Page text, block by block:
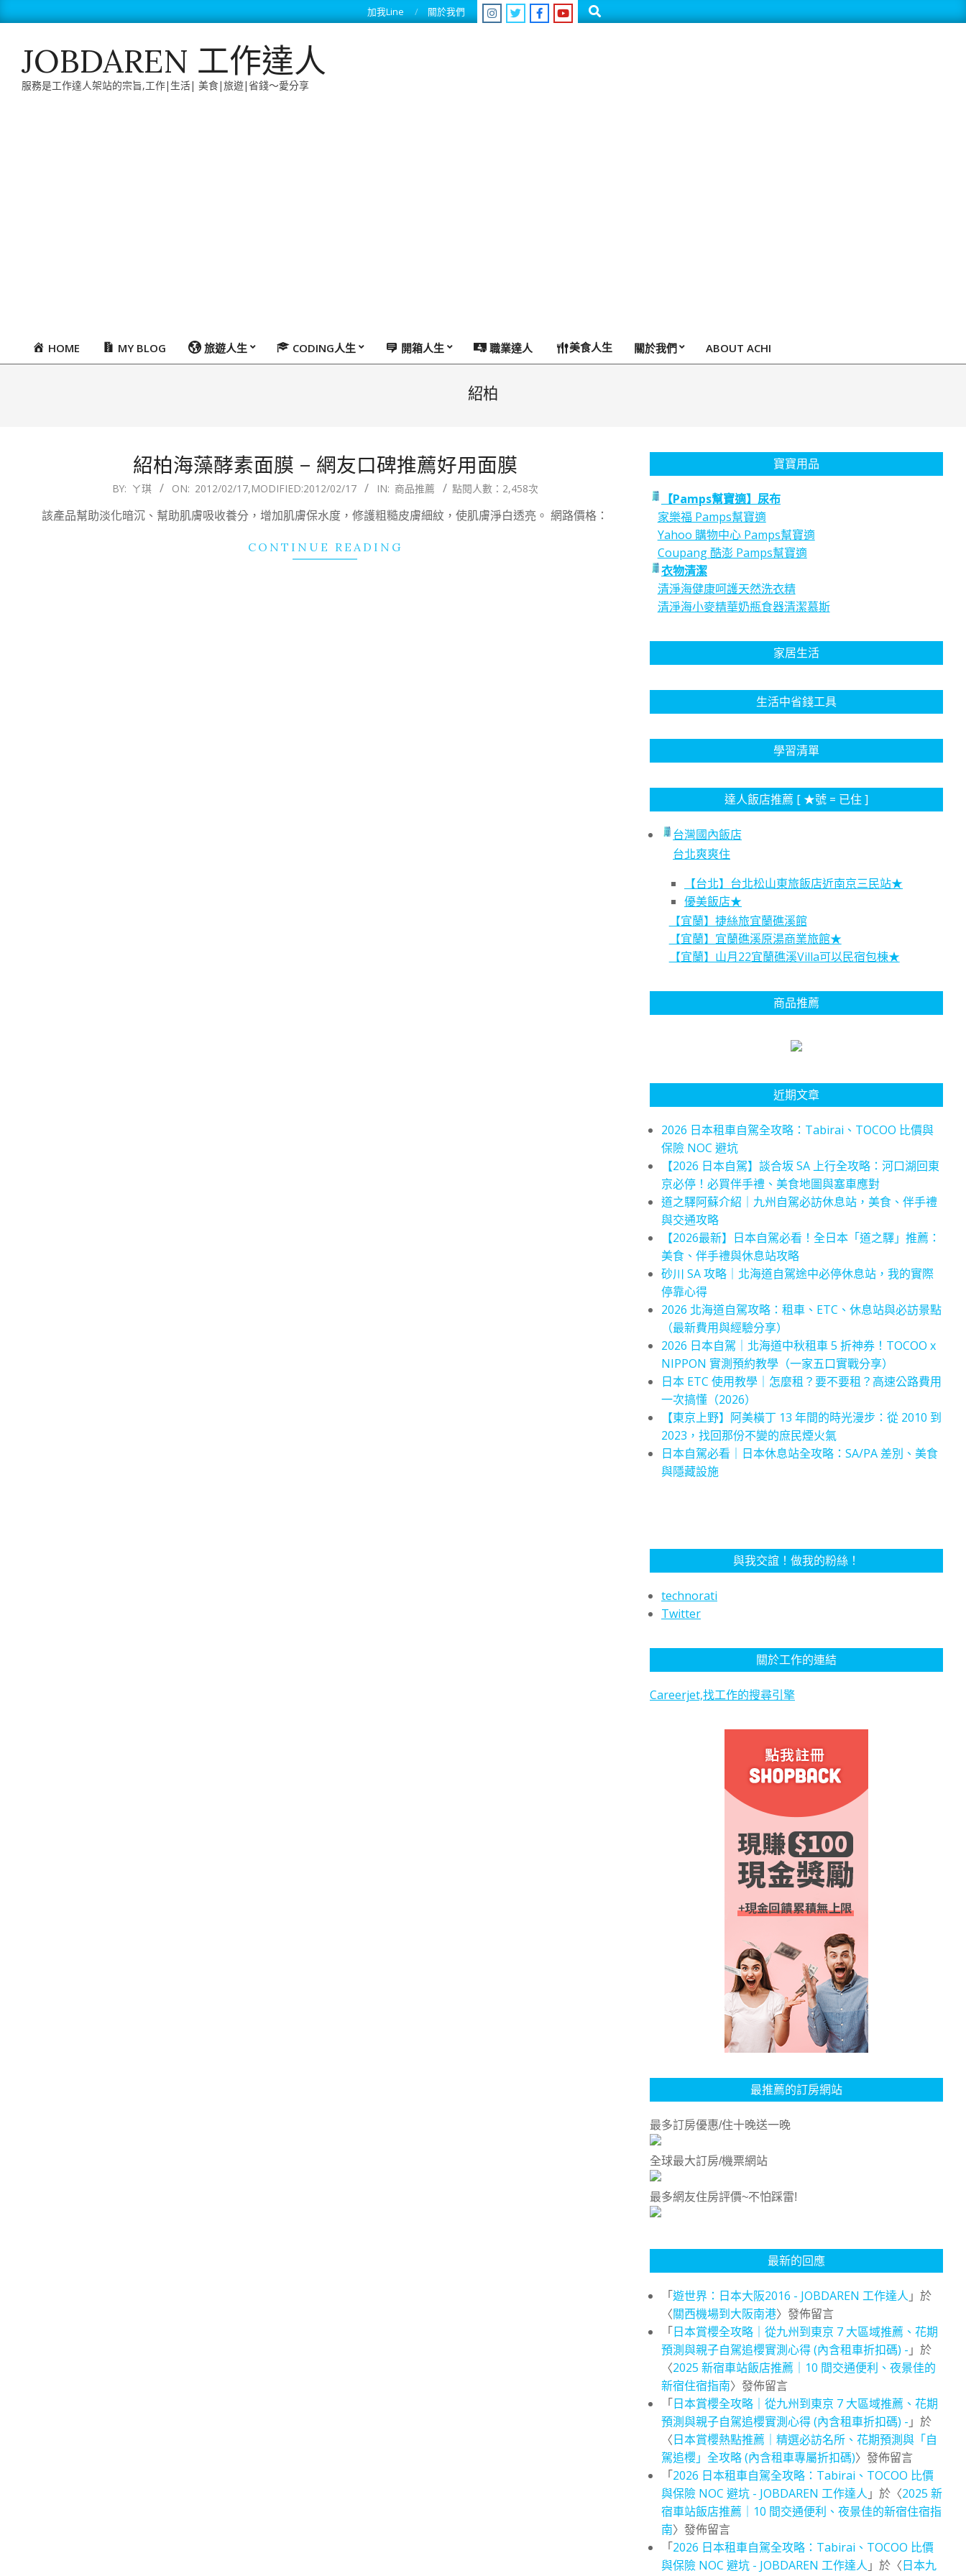
to
加我Line 關於我們 Search
JOBDAREN 工作達人
服務是工作達人架站的宗旨,工作|生活| 美食|旅遊|省錢～愛分享
PrimaryHOME MY BLOG 旅遊人生 CODING人生 開箱人生 職業達人 美食人生 關於我們 ABOUT ACHI
紹柏
紹柏海藻酵素面膜 – 網友口碑推薦好用面膜
17
BY: ㄚ琪 ON: 2012/02/17,MODIFIED:2012/02/17 IN: 商品推薦 點閱人數：2,458次
該產品幫助淡化暗沉、幫助肌膚吸收養分，增加肌膚保水度，修護粗糙皮膚細紋，使肌膚淨白透亮。 網路價格：
CONTINUE READING
寶寶用品
【Pamps幫寶適】尿布
家樂福 Pamps幫寶適
Yahoo 購物中心 Pamps幫寶適
Coupang 酷澎 Pamps幫寶適
衣物清潔
清淨海健康呵護天然洗衣精
清淨海小麥精華奶瓶食器清潔慕斯
家居生活
生活中省錢工具
學習清單
達人飯店推薦 [ ★號 = 已住 ]
台灣國內飯店
台北爽爽住
【台北】台北松山東旅飯店近南京三民站★
優美飯店★
【宜蘭】捷絲旅宜蘭礁溪館
【宜蘭】宜蘭礁溪原湯商業旅館★
【宜蘭】山月22宜蘭礁溪Villa可以民宿包棟★
商品推薦
近期文章
2026 日本租車自駕全攻略：Tabirai、TOCOO 比價與
保險 NOC 避坑
【2026 日本自駕】談合坂 SA 上行全攻略：河口湖回東
京必停！必買伴手禮、美食地圖與塞車應對
道之驛阿蘇介紹｜九州自駕必訪休息站，美食、伴手禮
與交通攻略
【2026最新】日本自駕必看！全日本「道之驛」推薦：
美食、伴手禮與休息站攻略
砂川 SA 攻略｜北海道自駕途中必停休息站，我的實際
停靠心得
2026 北海道自駕攻略：租車、ETC、休息站與必訪景點
（最新費用與經驗分享）
2026 日本自駕｜北海道中秋租車 5 折神券！TOCOO x
NIPPON 實測預約教學（一家五口實戰分享）
日本 ETC 使用教學｜怎麼租？要不要租？高速公路費用
一次搞懂（2026）
【東京上野】阿美橫丁 13 年間的時光漫步：從 2010 到
2023，找回那份不變的庶民煙火氣
日本自駕必看｜日本休息站全攻略：SA/PA 差別、美食
與隱藏設施
與我交誼！做我的粉絲！
technorati
Twitter
關於工作的連結
Careerjet,找工作的搜尋引擎
最推薦的訂房網站
最多訂房優惠/住十晚送一晚
全球最大訂房/機票網站
最多網友住房評價~不怕踩雷!
最新的回應
「遊世界：日本大阪2016 - JOBDAREN 工作達人 」於
〈關西機場到大阪南港〉發佈留言
「日本賞櫻全攻略｜從九州到東京 7 大區域推薦、花期
預測與親子自駕追櫻實測心得 (內含租車折扣碼) - 」於
〈2025 新宿車站飯店推薦｜10 間交通便利、夜景佳的
新宿住宿指南〉發佈留言
「日本賞櫻全攻略｜從九州到東京 7 大區域推薦、花期
預測與親子自駕追櫻實測心得 (內含租車折扣碼) - 」於
〈日本賞櫻熱點推薦｜精選必訪名所、花期預測與「自
駕追櫻」全攻略 (內含租車專屬折扣碼)〉發佈留言
「2026 日本租車自駕全攻略：Tabirai、TOCOO 比價
與保險 NOC 避坑 - JOBDAREN 工作達人 」於〈2025 新
宿車站飯店推薦｜10 間交通便利、夜景佳的新宿住宿指
南〉發佈留言
「2026 日本租車自駕全攻略：Tabirai、TOCOO 比價
與保險 NOC 避坑 - JOBDAREN 工作達人 」於〈日本九